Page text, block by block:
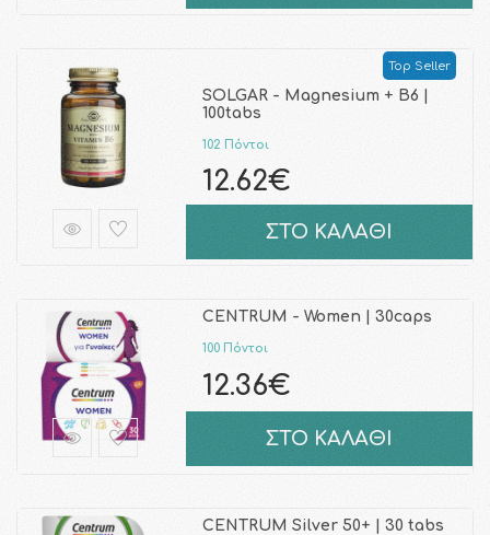
Top Seller
SOLGAR - Magnesium + B6 |
100tabs
102 Πόντοι
12.62€
ΣΤΟ ΚΑΛΑΘΙ
CENTRUM - Women | 30caps
100 Πόντοι
12.36€
ΣΤΟ ΚΑΛΑΘΙ
CENTRUM Silver 50+ | 30 tabs